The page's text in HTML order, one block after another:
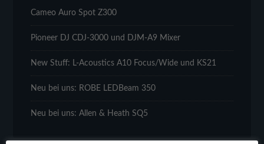
Cameo Auro Spot Z300
Pioneer DJ CDJ-3000 und DJM-A9 Mixer
New Stuff: L-Acoustics A10 Focus/Wide und KS21
Neu bei uns: ROBE LEDBeam 350
Neu bei uns: Allen & Heath SQ5